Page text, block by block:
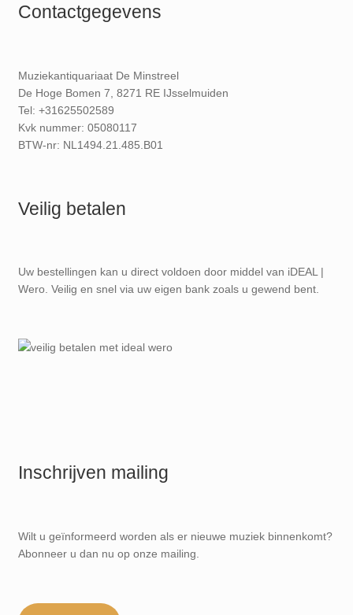
Contactgegevens
Muziekantiquariaat De Minstreel
De Hoge Bomen 7, 8271 RE IJsselmuiden
Tel: +31625502589
Kvk nummer: 05080117
BTW-nr: NL1494.21.485.B01
Veilig betalen
Uw bestellingen kan u direct voldoen door middel van iDEAL |
Wero. Veilig en snel via uw eigen bank zoals u gewend bent.
Inschrijven mailing
Wilt u geïnformeerd worden als er nieuwe muziek binnenkomt?
Abonneer u dan nu op onze mailing.